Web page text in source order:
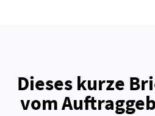
Dieses kurze
vom